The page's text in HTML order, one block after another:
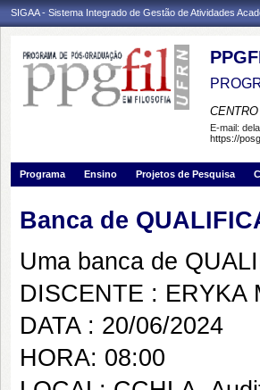
SIGAA - Sistema Integrado de Gestão de Atividades
E-mail:
https://
Programa Ensino Projetos de Pesquisa
Banca de
Uma banca de
DISCENTE : ERYKA
DATA : 20/06/2024
HORA: 08:00